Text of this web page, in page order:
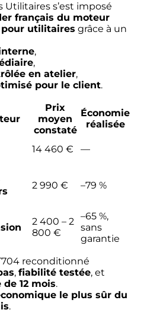
Utilitaires s’est imposé
français du moteur
utilitaires grâce à un
,
,
en atelier,
pour le client.
Prix
moyen
constaté
Économie
réalisée
14 460 €
—
2 990 € –79 %
2 400 – 2
800 €
–65 %,
sans
garantie
reconditionné
, fiabilité testée, et
12 mois.
le plus sûr du
.